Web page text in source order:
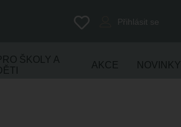
Přihlásit se
ŠKOLY A
AKCE NOVINKY